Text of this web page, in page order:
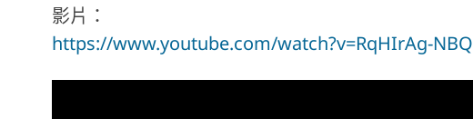
影片：
https://www.youtube.com/watch?v=RqHIrAg-NBQ